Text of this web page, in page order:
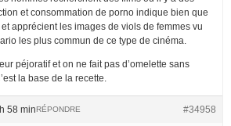
et consommation de porno indique bien que
apprécient les images de viols de femmes vu
les plus commun de ce type de cinéma.
péjoratif et on ne fait pas d’omelette sans
la base de la recette.
58 min #34958
RÉPONDRE